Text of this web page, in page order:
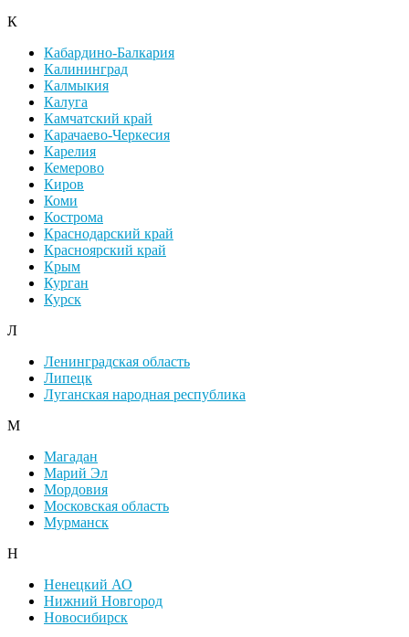
К
Кабардино-Балкария
Калининград
Калмыкия
Калуга
Камчатский край
Карачаево-Черкесия
Карелия
Кемерово
Киров
Коми
Кострома
Краснодарский край
Красноярский край
Крым
Курган
Курск
Л
Ленинградская область
Липецк
Луганская народная республика
М
Магадан
Марий Эл
Мордовия
Московская область
Мурманск
Н
Ненецкий АО
Нижний Новгород
Новосибирск